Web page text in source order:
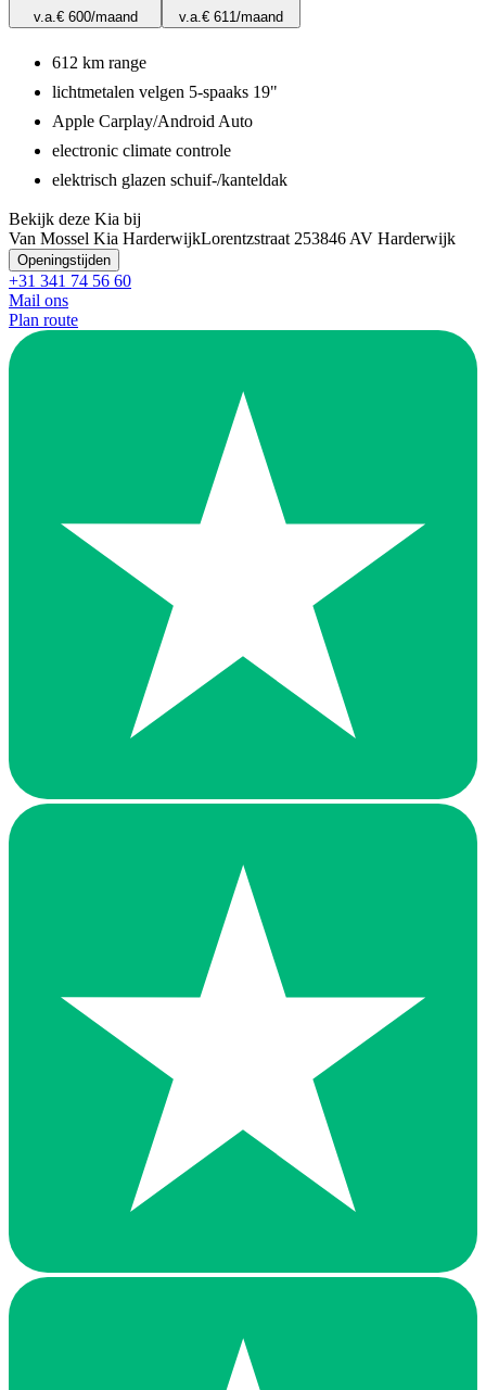
v.a.€ 600/maand
v.a.€ 611/maand
612 km range
lichtmetalen velgen 5-spaaks 19"
Apple Carplay/Android Auto
electronic climate controle
elektrisch glazen schuif-/kanteldak
Bekijk deze Kia bij
Van Mossel Kia HarderwijkLorentzstraat 253846 AV Harderwijk
Openingstijden
+31 341 74 56 60
Mail ons
Plan route